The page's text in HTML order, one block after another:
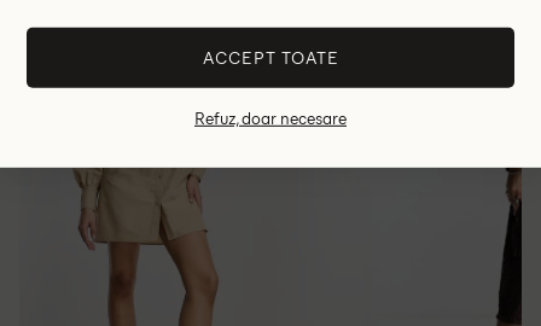
- 60% - 72%
ACCEPT TOATE
Refuz, doar necesare